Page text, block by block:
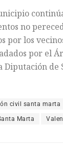
no
por los
por el
Diputación de
civil santa marta
Marta